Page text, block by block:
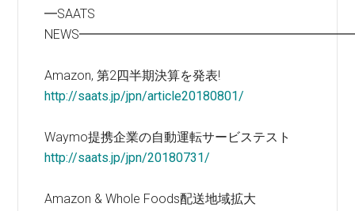
━SAATS
Amazon, 第2四半期決算を発表!
http://saats.jp/jpn/article20180801/
Waymo提携企業の自動運転サービステスト
http://saats.jp/jpn/20180731/
Amazon & Whole Foods配送地域拡大